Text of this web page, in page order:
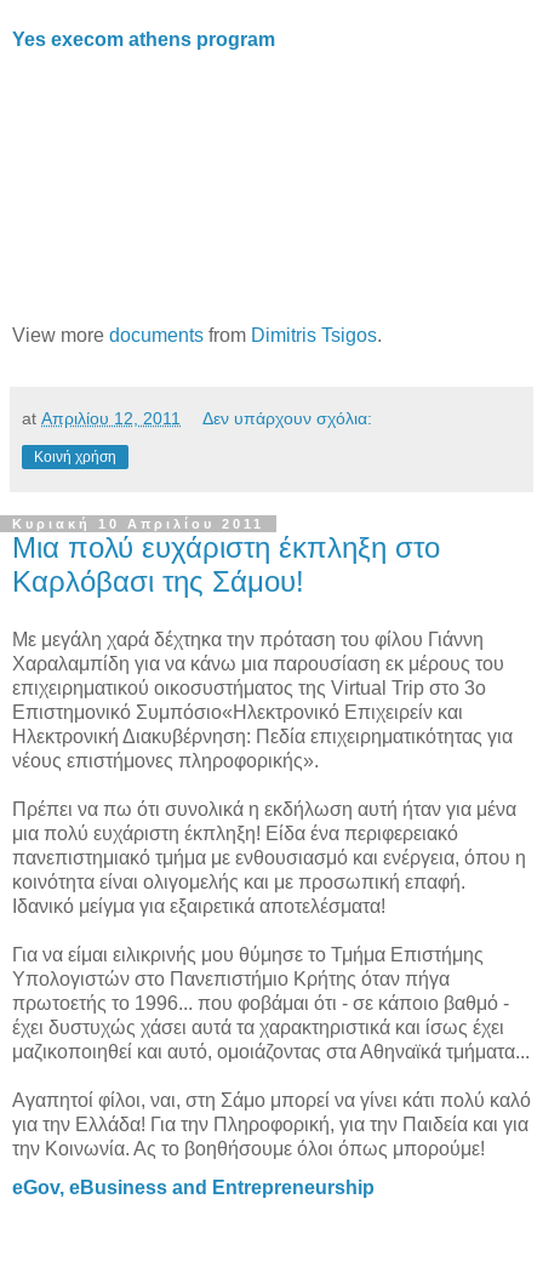
Yes execom athens program
View more documents from Dimitris Tsigos.
at Απριλίου 12, 2011 Δεν υπάρχουν σχόλια:
Κοινή χρήση
Κυριακή 10 Απριλίου 2011
Μια πολύ ευχάριστη έκπληξη στο
Καρλόβασι της Σάμου!
Με μεγάλη χαρά δέχτηκα την πρόταση του φίλου Γιάννη
Χαραλαμπίδη για να κάνω μια παρουσίαση εκ μέρους του
επιχειρηματικού οικοσυστήματος της Virtual Trip στο 3ο
Επιστημονικό Συμπόσιο«Ηλεκτρονικό Επιχειρείν και
Ηλεκτρονική Διακυβέρνηση: Πεδία επιχειρηματικότητας για
νέους επιστήμονες πληροφορικής».
Πρέπει να πω ότι συνολικά η εκδήλωση αυτή ήταν για μένα
μια πολύ ευχάριστη έκπληξη! Είδα ένα περιφερειακό
πανεπιστημιακό τμήμα με ενθουσιασμό και ενέργεια, όπου η
κοινότητα είναι ολιγομελής και με προσωπική επαφή.
Ιδανικό μείγμα για εξαιρετικά αποτελέσματα!
Για να είμαι ειλικρινής μου θύμησε το Τμήμα Επιστήμης
Υπολογιστών στο Πανεπιστήμιο Κρήτης όταν πήγα
πρωτοετής το 1996... που φοβάμαι ότι - σε κάποιο βαθμό -
έχει δυστυχώς χάσει αυτά τα χαρακτηριστικά και ίσως έχει
μαζικοποιηθεί και αυτό, ομοιάζοντας στα Αθηναϊκά τμήματα...
Αγαπητοί φίλοι, ναι, στη Σάμο μπορεί να γίνει κάτι πολύ καλό
για την Ελλάδα! Για την Πληροφορική, για την Παιδεία και για
την Κοινωνία. Ας το βοηθήσουμε όλοι όπως μπορούμε!
eGov, eBusiness and Entrepreneurship